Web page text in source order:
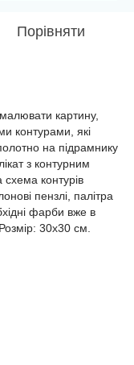
Порівняти
картину,
контурами, які
на підрамнику
з контурним
контурів
пензлі, палітра
фарби вже в
30х30 см.